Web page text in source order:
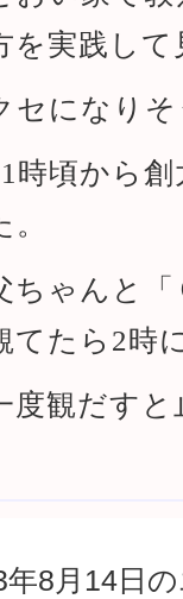
を実践し
セになり
時頃から
。
ちゃんと
てたら2時
度観だす
年8月14日